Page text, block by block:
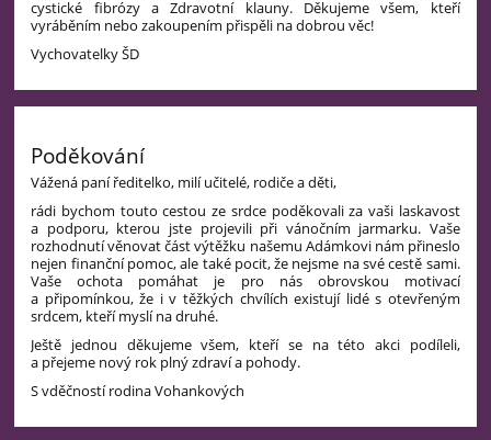
cystické fibrózy a Zdravotní klauny. Děkujeme všem, kteří
vyráběním nebo zakoupením přispěli na dobrou věc!
Vychovatelky ŠD
Poděkování
Vážená paní ředitelko, milí učitelé, rodiče a děti,
rádi bychom touto cestou ze srdce poděkovali za vaši laskavost
a podporu, kterou jste projevili při vánočním jarmarku. Vaše
rozhodnutí věnovat část výtěžku našemu Adámkovi nám přineslo
nejen finanční pomoc, ale také pocit, že nejsme na své cestě sami.
Vaše ochota pomáhat je pro nás obrovskou motivací
a připomínkou, že i v těžkých chvílích existují lidé s otevřeným
srdcem, kteří myslí na druhé.
Ještě jednou děkujeme všem, kteří se na této akci podíleli,
a přejeme nový rok plný zdraví a pohody.
S vděčností rodina Vohankových